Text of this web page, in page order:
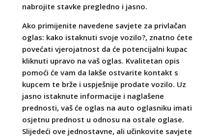
nabrojite stavke pregledno i jasno.
Ako primijenite navedene savjete za privlačan
oglas: kako istaknuti svoje vozilo?, znatno ćete
povećati vjerojatnost da će potencijalni kupac
kliknuti upravo na vaš oglas. Kvalitetan opis
pomoći će vam da lakše ostvarite kontakt s
kupcem te brže i uspješnije prodate vozilo. Uz
jasno istaknute informacije i naglašene
prednosti, vaš će oglas na auto oglasniku imati
osjetnu prednost u odnosu na ostale oglase.
Slijedeći ove jednostavne, ali učinkovite savjete